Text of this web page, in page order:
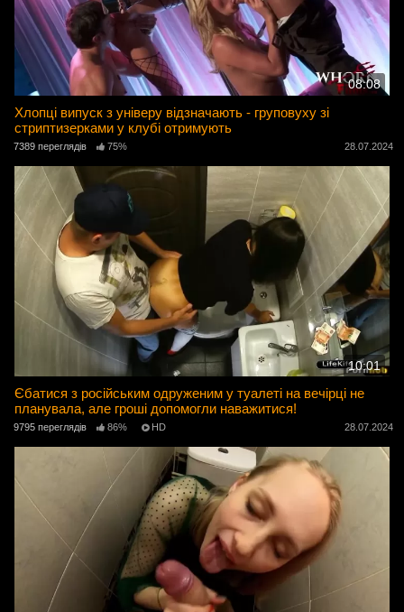
08:08
Хлопці випуск з універу відзначають - груповуху зі
стриптизерками у клубі отримують
7389 переглядів 75% 28.07.2024
10:01
Єбатися з російським одруженим у туалеті на вечірці не
планувала, але гроші допомогли наважитися!
9795 переглядів 86% HD 28.07.2024